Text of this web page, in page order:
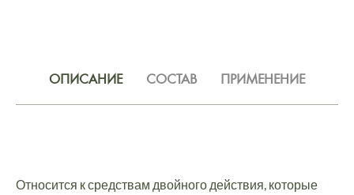
ОПИСАНИЕ СОСТАВ ПРИМЕНЕНИЕ
Относится к средствам двойного действия, которые